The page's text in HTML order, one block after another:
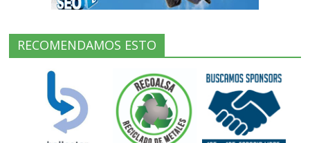
RECOMENDAMOS ESTO